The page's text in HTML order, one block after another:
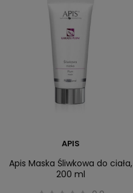
APIS
Apis Maska Śliwkowa do ciała,
200 ml